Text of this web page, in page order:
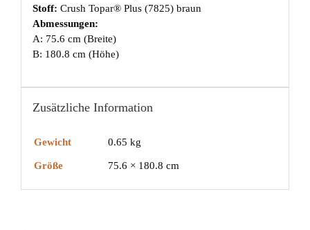
Stoff: Crush Topar® Plus (7825) braun
Abmessungen:
A: 75.6 cm (Breite)
B: 180.8 cm (Höhe)
Zusätzliche Information
Gewicht 0.65 kg
Größe 75.6 × 180.8 cm